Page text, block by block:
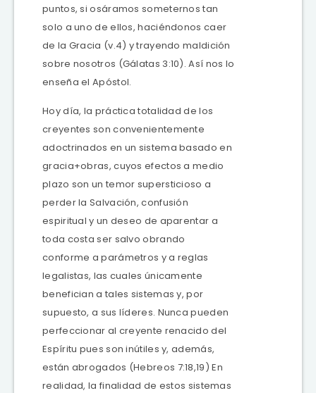
puntos, si osáramos someternos tan
solo a uno de ellos, haciéndonos caer
de la Gracia (v.4) y trayendo maldición
sobre nosotros (Gálatas 3:10). Así nos lo
enseña el Apóstol.
Hoy día, la práctica totalidad de los
creyentes son convenientemente
adoctrinados en un sistema basado en
gracia+obras, cuyos efectos a medio
plazo son un temor supersticioso a
perder la Salvación, confusión
espiritual y un deseo de aparentar a
toda costa ser salvo obrando
conforme a parámetros y a reglas
legalistas, las cuales únicamente
benefician a tales sistemas y, por
supuesto, a sus líderes. Nunca pueden
perfeccionar al creyente renacido del
Espíritu pues son inútiles y, además,
están abrogados (Hebreos 7:18,19) En
realidad, la finalidad de estos sistemas